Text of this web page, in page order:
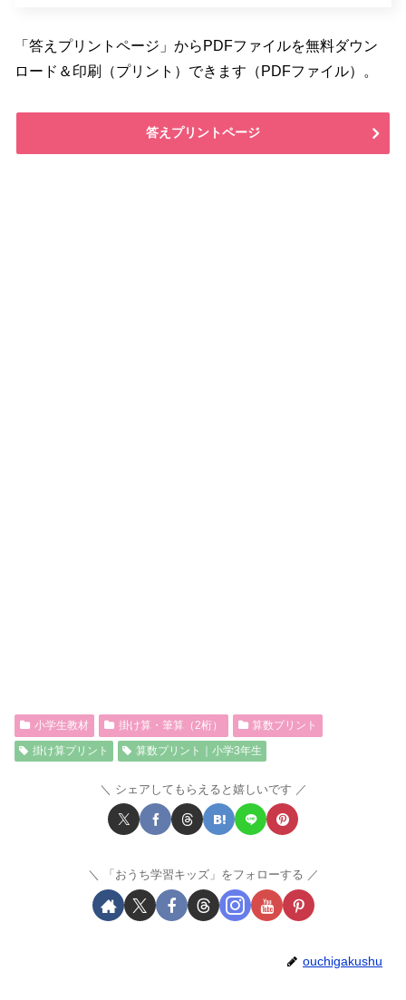
「答えプリントページ」からPDFファイルを無料ダウン
ロード＆印刷（プリント）できます（PDFファイル）。
答えプリントページ
小学生教材 掛け算・筆算（2桁）
算数プリント
掛け算プリント
算数プリント｜小学3年生
シェアしてもらえると嬉しいです
「おうち学習キッズ」をフォローする
ouchigakushu